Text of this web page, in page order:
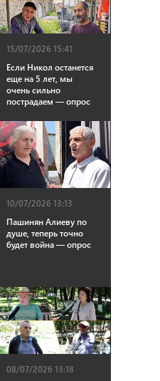
15/07/2026 15:41
Если Никол останется
еще на 5 лет, мы
очень сильно
пострадаем — опрос
10/07/2026 13:13
Пашинян Алиеву по
душе, теперь точно
будет война — опрос
08/07/2026 13:18